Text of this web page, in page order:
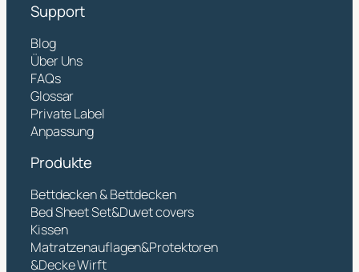
Support
Blog
Über Uns
FAQs
Glossar
Private Label
Anpassung
Produkte
Bettdecken & Bettdecken
Bed Sheet Set&Duvet covers
Kissen
Matratzenauflagen&Protektoren
&Decke Wirft